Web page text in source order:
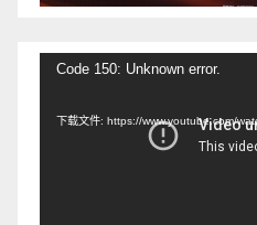
Code 150: Unknown error.
下载文件: https://www.youtube.com/